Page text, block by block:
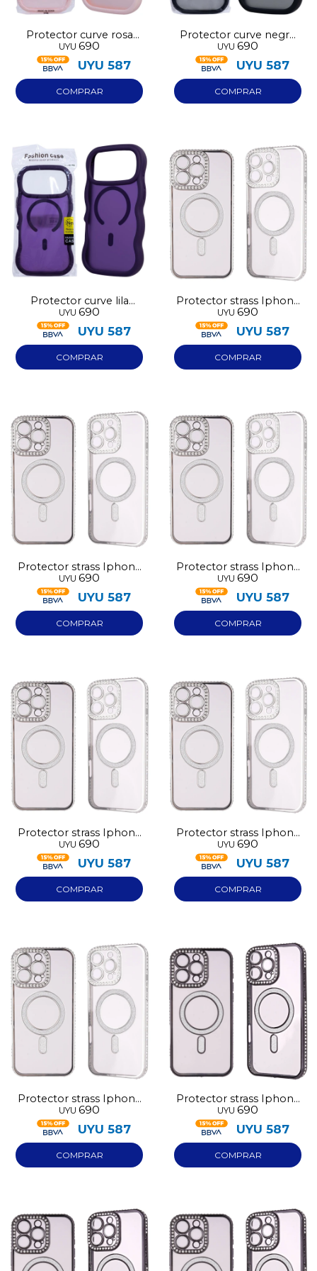
Protector curve rosa
Iphone 17 Pro Max
UYU 690
UYU 587
Protector curve negro
Iphone 17
UYU 690
UYU 587
Protector curve lila
Iphone 17
UYU 690
UYU 587
Protector strass Iphone
16 plata
UYU 690
UYU 587
Protector strass Iphone
16 Pro Max plata
UYU 690
UYU 587
Protector strass Iphone
15 plata
UYU 690
UYU 587
Protector strass Iphone
14 plata
UYU 690
UYU 587
Protector strass Iphone
13 plata
UYU 690
UYU 587
Protector strass Iphone
17 plata
UYU 690
UYU 587
Protector strass Iphone
16 negro
UYU 690
UYU 587